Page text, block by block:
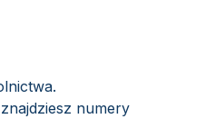
numery